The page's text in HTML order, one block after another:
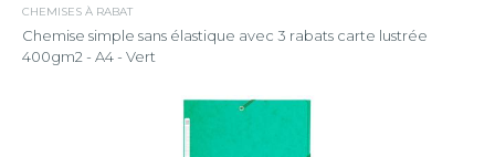
CHEMISES À RABAT
Chemise simple sans élastique avec 3 rabats carte lustrée
400gm2 - A4 - Vert